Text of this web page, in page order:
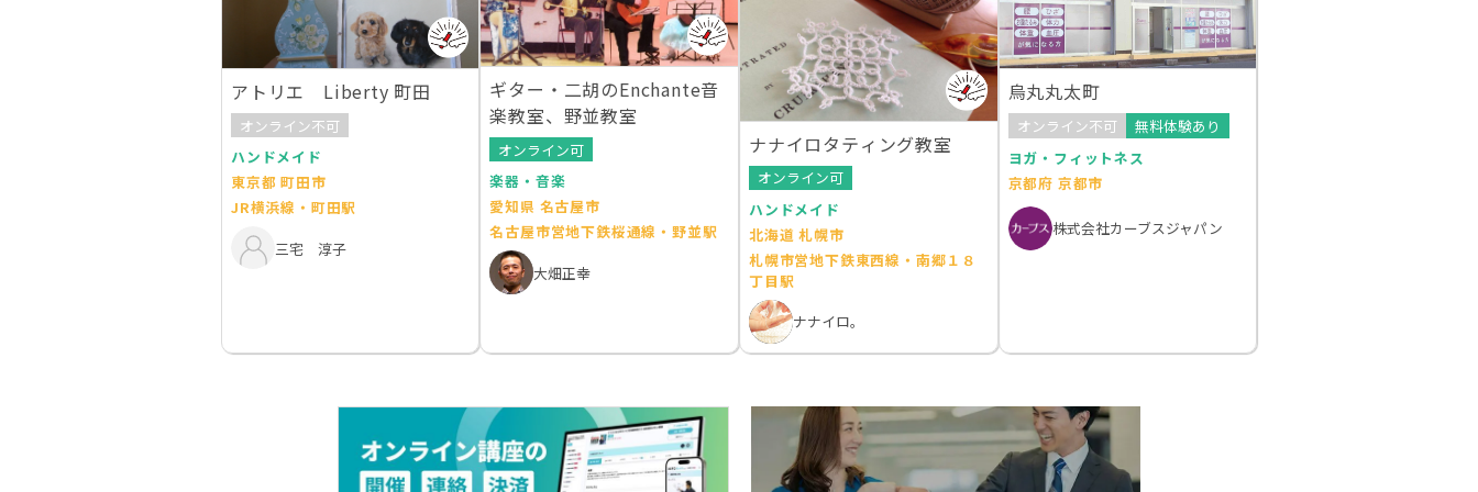
アトリエ Liberty 町田
オンライン不可
ハンドメイド
東京都 町田市
JR横浜線・町田駅
三宅 淳子
ギター・二胡のEnchante音
楽教室、野並教室
オンライン可
楽器・音楽
愛知県 名古屋市
名古屋市営地下鉄桜通線・野並駅
大畑正幸
ナナイロタティング教室
オンライン可
ハンドメイド
北海道 札幌市
札幌市営地下鉄東西線・南郷１８
丁目駅
ナナイロ。
烏丸丸太町
オンライン不可
無料体験あり
ヨガ・フィットネス
京都府 京都市
株式会社カーブスジャパン